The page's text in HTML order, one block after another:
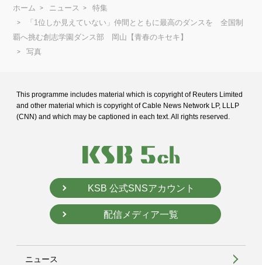
ホーム ニュース
特集
「1位しか見えていない」仲間とともに最高のダンスを 全国制
覇へ挑む創志学園ダンス部 岡山【青春のキセキ】
写真
This programme includes material which is copyright of Reuters Limited
and other material which is copyright of Cable News Network LP, LLLP
(CNN) and which may be captioned in each text. All rights reserved.
KSB 公式SNSアカウント
配信メディア一覧
ニュース